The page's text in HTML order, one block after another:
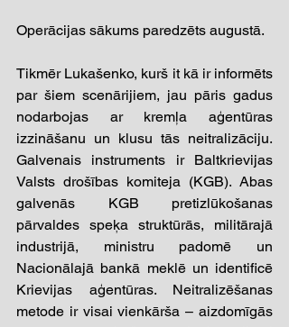
Operācijas sākums paredzēts augustā.
Tikmēr Lukašenko, kurš it kā ir informēts
par šiem scenārijiem, jau pāris gadus
nodarbojas ar kremļa aģentūras
izzināšanu un klusu tās neitralizāciju.
Galvenais instruments ir Baltkrievijas
Valsts drošības komiteja (KGB). Abas
galvenās KGB pretizlūkošanas
pārvaldes speķa struktūrās, militārajā
industrijā, ministru padomē un
Nacionālajā bankā meklē un identificē
Krievijas aģentūras. Neitralizēšanas
metode ir visai vienkārša – aizdomīgās